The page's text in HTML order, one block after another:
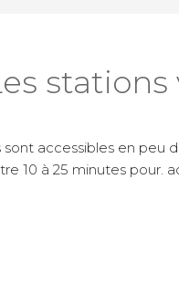
stations
sont accessibles en peu
10 à 25 minutes pour.